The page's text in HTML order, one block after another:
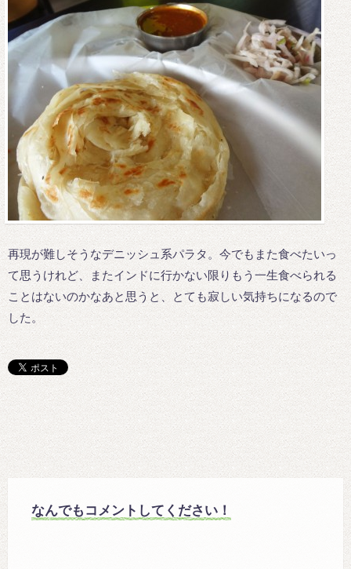
再現が難しそうなデニッシュ系パラタ。今でもまた食べたいっ
て思うけれど、またインドに行かない限りもう一生食べられる
ことはないのかなあと思うと、とても寂しい気持ちになるので
した。
なんでもコメントしてください！